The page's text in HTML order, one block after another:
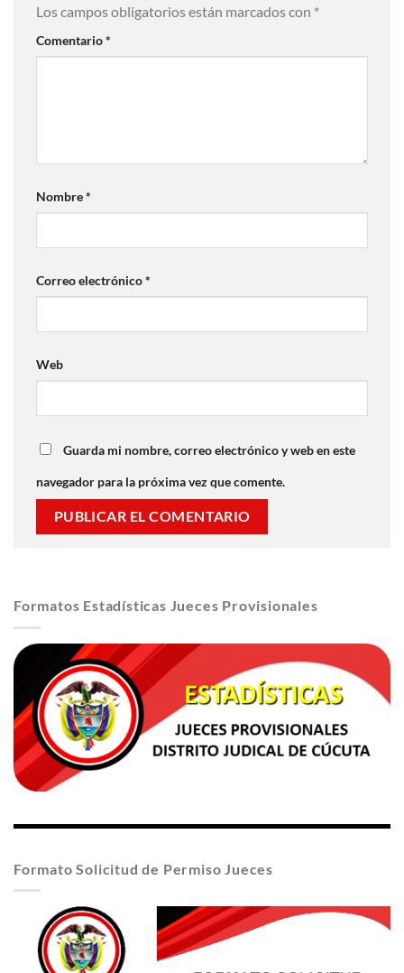
Los campos obligatorios están marcados con *
Comentario*
Nombre*
Correo electrónico*
Web
Guarda mi nombre, correo electrónico y web en este
navegador para la próxima vez que comente.
Formatos Estadísticas Jueces Provisionales
Formato Solicitud de Permiso Jueces